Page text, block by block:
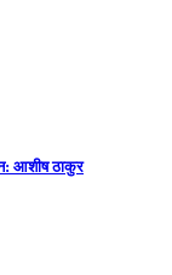
आशीष ठाकुर